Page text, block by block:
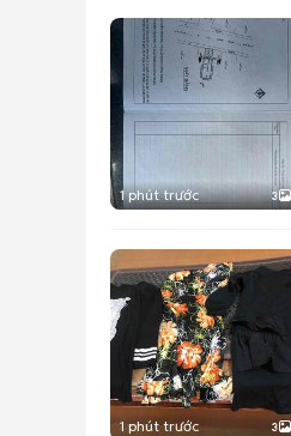
1 phút trước 3
1 phút trước 3